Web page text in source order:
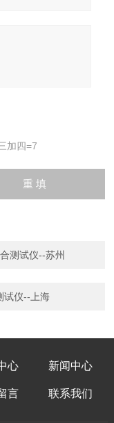
加四=7
测试仪--苏州
试仪--上海
心 新闻中心
言 联系我们